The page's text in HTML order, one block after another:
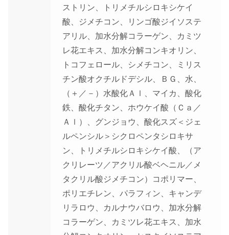
ストリン、トリメチルシロキシケイ
酸、ジメチコン、リンゴ酸ジイソステ
アリル、加水分解コラーゲン、カミツ
レ花エキス、加水分解コンキオリン、
トコフェロール、シメチコン、ミリス
チン酸オクチルドデシル、ＢＧ、水、
（＋／－）水酸化Ａｌ、マイカ、酸化
鉄、酸化チタン、ホウケイ酸（Ｃａ／
Ａｌ）、グンジョウ、酸化スズ＜ジェ
ルペンシル＞シクロペンタシロキサ
ン、トリメチルシロキシケイ酸、（ア
クリレーツ／アクリル酸ベヘニル／メ
タクリル酸ジメチコン）コポリマー、
ポリエチレン、パラフィン、キャンデ
リラロウ、カルナウバロウ、加水分解
コラーゲン、カミツレ花エキス、加水